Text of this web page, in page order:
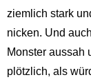
ziemlich stark
nicken. Und
Monster aussah
plötzlich, als